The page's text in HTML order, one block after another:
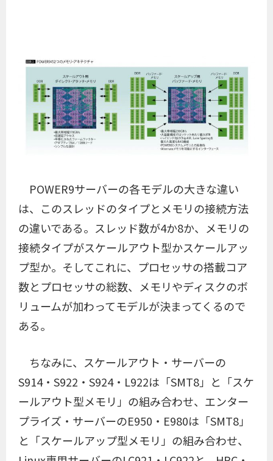
POWER9サーバーの各モデルの大きな違い
は、このスレッドのタイプとメモリの接続方法
の違いである。スレッド数が4か8か、メモリの
接続タイプがスケールアウト型かスケールアッ
プ型か。そしてこれに、プロセッサの搭載コア
数とプロセッサの総数、メモリやディスクのボ
リュームが加わってモデルが決まってくるので
ある。
ちなみに、スケールアウト・サーバーの
S914・S922・S924・L922は「SMT8」と「スケ
ールアウト型メモリ」の組み合わせ、エンター
プライズ・サーバーのE950・E980は「SMT8」
と「スケールアップ型メモリ」の組み合わせ、